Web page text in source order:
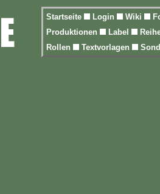
Startseite Login Wiki
Produktionen
Label
Rollen
Textvorlagen